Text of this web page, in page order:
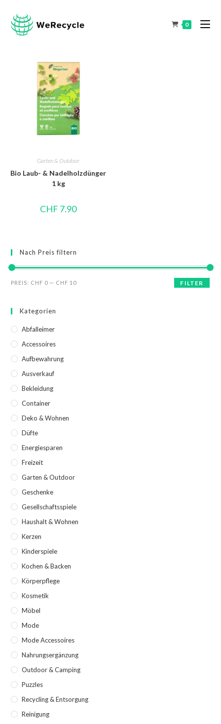
0
Garten & Outdoor
Bio Laub- & Nadelholzdünger
1 kg
CHF 7.90
Nach Preis filtern
FILTER
PREIS: CHF 0 — CHF 10
Kategorien
Abfalleimer
Accessoires
Aufbewahrung
Ausverkauf
Bekleidung
Container
Deko & Wohnen
Düfte
Energiesparen
Freizeit
Garten & Outdoor
Geschenke
Gesellschaftsspiele
Haushalt & Wohnen
Kerzen
Kinderspiele
Kochen & Backen
Körperpflege
Kosmetik
Möbel
Mode
Mode Accessoires
Nahrungsergänzung
Outdoor & Camping
Puzzles
Recycling & Entsorgung
Reinigung